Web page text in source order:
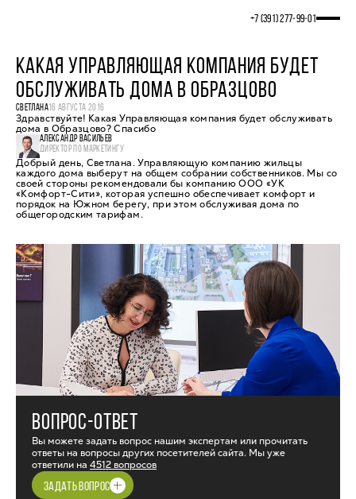
+7 (391) 277‒99‒01
КАКАЯ УПРАВЛЯЮЩАЯ КОМПАНИЯ БУДЕТ
ОБСЛУЖИВАТЬ ДОМА В ОБРАЗЦОВО
СВЕТЛАНА16 АВГУСТА 2016
Здравствуйте! Какая Управляющая компания будет обслуживать
дома в Образцово? Спасибо
АЛЕКСАНДР ВАСИЛЬЕВ
ДИРЕКТОР ПО МАРКЕТИНГУ
Добрый день, Светлана. Управляющую компанию жильцы
каждого дома выберут на общем собрании собственников. Мы со
своей стороны рекомендовали бы компанию ООО «УК
«Комфорт-Сити», которая успешно обеспечивает комфорт и
порядок на Южном берегу, при этом обслуживая дома по
общегородским тарифам.
ВОПРОС-ОТВЕТ
Вы можете задать вопрос нашим экспертам или прочитать
ответы на вопросы других посетителей сайта. Мы уже
ответили на 4512 вопросов
ЗАДАТЬ ВОПРОС